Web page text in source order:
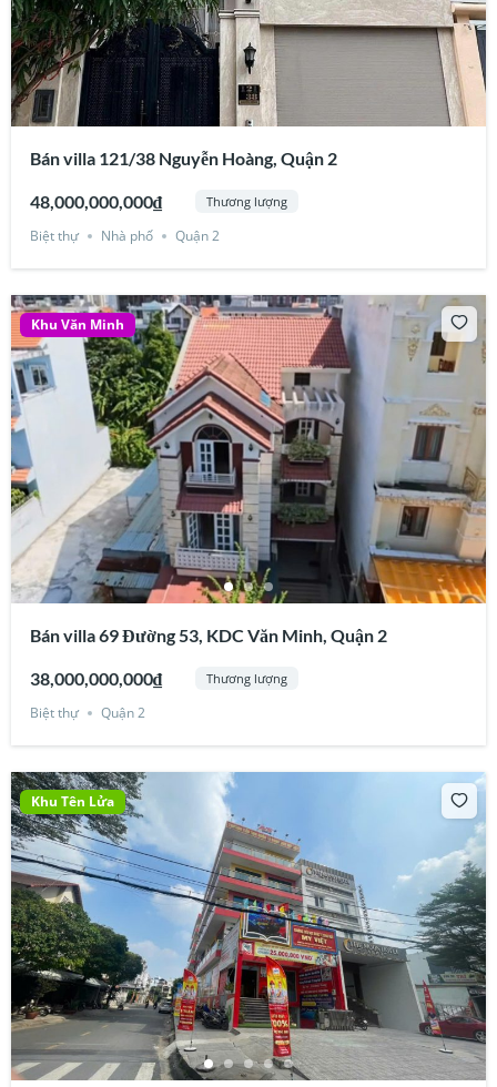
Bán villa 121/38 Nguyễn Hoàng, Quận 2
48,000,000,000₫ Thương lượng
Biệt thự Nhà phố Quận 2
Khu Văn Minh
Bán villa 69 Đường 53, KDC Văn Minh, Quận 2
38,000,000,000₫ Thương lượng
Biệt thự Quận 2
Khu Tên Lửa